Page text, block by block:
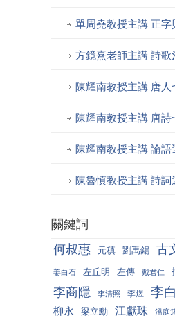
單周堯教授主講 正字
方鏡熹老師主講 詩歌
陳耀南教授主講 唐人
陳耀南教授主講 唐詩
陳耀南教授主講 論語
陳魯慎教授主講 詩詞
關鍵詞
何叔惠 元稹 劉禹錫 古
姜白石 左丘明 左傳 戴君仁
李商隱 李清照 李煜 李白
柳永 梁立勳 江獻珠 溫庭